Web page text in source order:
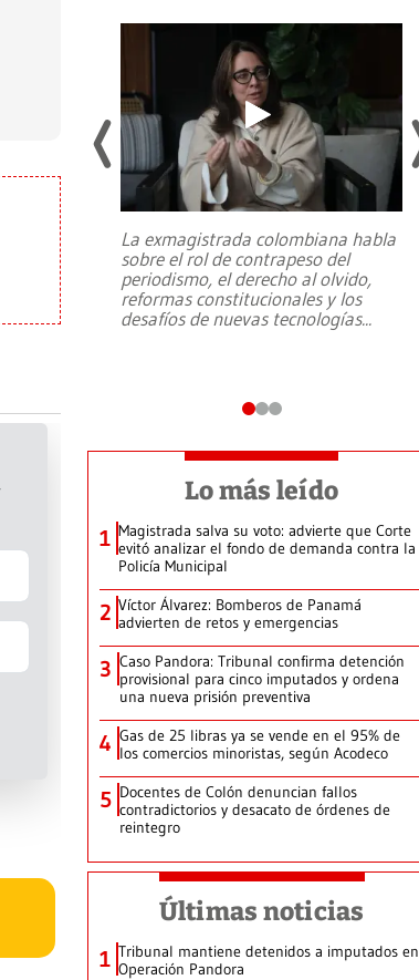
La exmagistrada colombiana habla
sobre el rol de contrapeso del
periodismo, el derecho al olvido,
reformas constitucionales y los
desafíos de nuevas tecnologías...
Lo más leído
1 Magistrada salva su voto: advierte que Corte
evitó analizar el fondo de demanda contra la
Policía Municipal
2 Víctor Álvarez: Bomberos de Panamá
advierten de retos y emergencias
3 Caso Pandora: Tribunal confirma detención
provisional para cinco imputados y ordena
una nueva prisión preventiva
4 Gas de 25 libras ya se vende en el 95% de
los comercios minoristas, según Acodeco
5 Docentes de Colón denuncian fallos
contradictorios y desacato de órdenes de
reintegro
Últimas noticias
1 Tribunal mantiene detenidos a imputados en
Operación Pandora